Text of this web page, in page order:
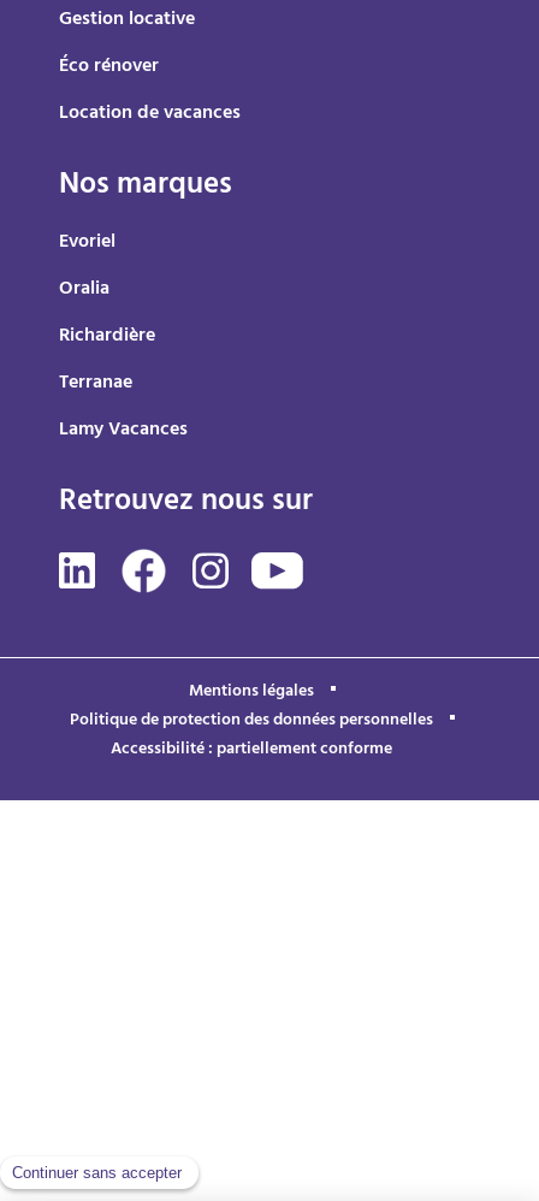
Gestion locative
Éco rénover
Location de vacances
Nos marques
Evoriel
Oralia
Richardière
Terranae
Lamy Vacances
Retrouvez nous sur
Mentions légales
Politique de protection des données personnelles
Accessibilité : partiellement conforme